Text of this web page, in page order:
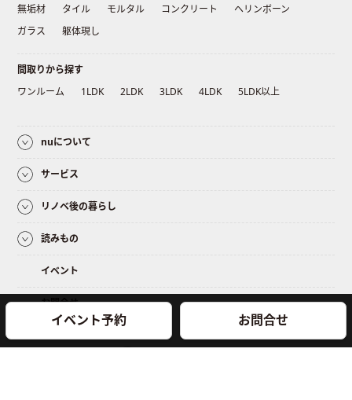
イベント予約 お問合せ
無垢材
タイル モルタル コンクリート
ヘリンボーン
ガラス
躯体現し
間取りから探す
ワンルーム
1LDK 2LDK 3LDK 4LDK 5LDK以上
nuについて
サービス
リノベ後の暮らし
読みもの
イベント
お問合せ